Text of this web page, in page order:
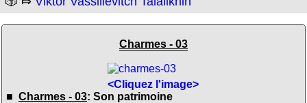
Charmes - 03
<Cliquez l'image>
■ Charmes - 03: Son patrimoine